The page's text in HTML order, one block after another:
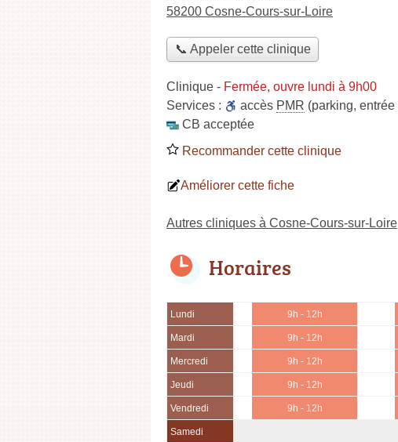
58200 Cosne-Cours-sur-Loire
📞 Appeler cette clinique
Clinique - Fermée, ouvre lundi à 9h00
Services :
accès PMR (parking,
CB acceptée
Recommander cette clinique
Améliorer cette fiche
Autres cliniques à Cosne-Cours-sur-Loire
Horaires
Lundi 9h - 12h
Mardi 9h - 12h
Mercredi 9h - 12h
Jeudi 9h - 12h
Vendredi 9h - 12h
Samedi